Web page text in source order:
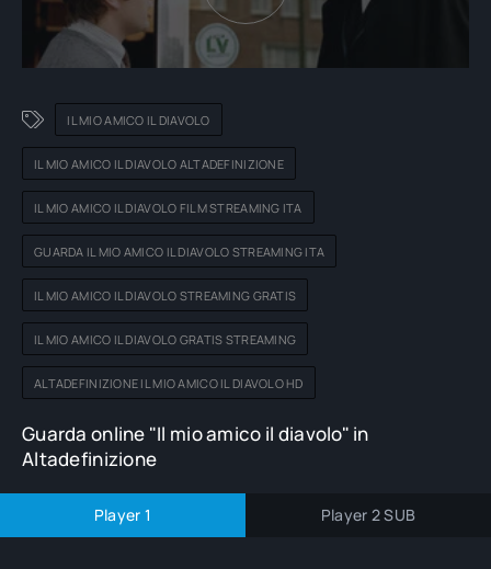
IL MIO AMICO IL DIAVOLO
IL MIO AMICO IL DIAVOLO ALTADEFINIZIONE
IL MIO AMICO IL DIAVOLO FILM STREAMING ITA
GUARDA IL MIO AMICO IL DIAVOLO STREAMING ITA
IL MIO AMICO IL DIAVOLO STREAMING GRATIS
IL MIO AMICO IL DIAVOLO GRATIS STREAMING
ALTADEFINIZIONE IL MIO AMICO IL DIAVOLO HD
Guarda online "Il mio amico il diavolo" in
Altadefinizione
Player 1 Player 2 SUB